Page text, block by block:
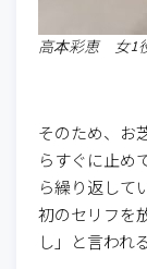
高本彩恵 女1
そのため、お
らすぐに止め
ら繰り返して
初のセリフを
し」と言われ